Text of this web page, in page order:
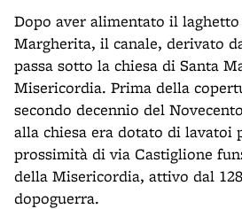
Dopo aver alimentato il
Margherita, il canale, derivato
passa sotto la chiesa di Santa
Misericordia. Prima della
secondo decennio del
alla chiesa era dotato di lavatoi
prossimità di via Castiglione
della Misericordia, attivo dal
dopoguerra.